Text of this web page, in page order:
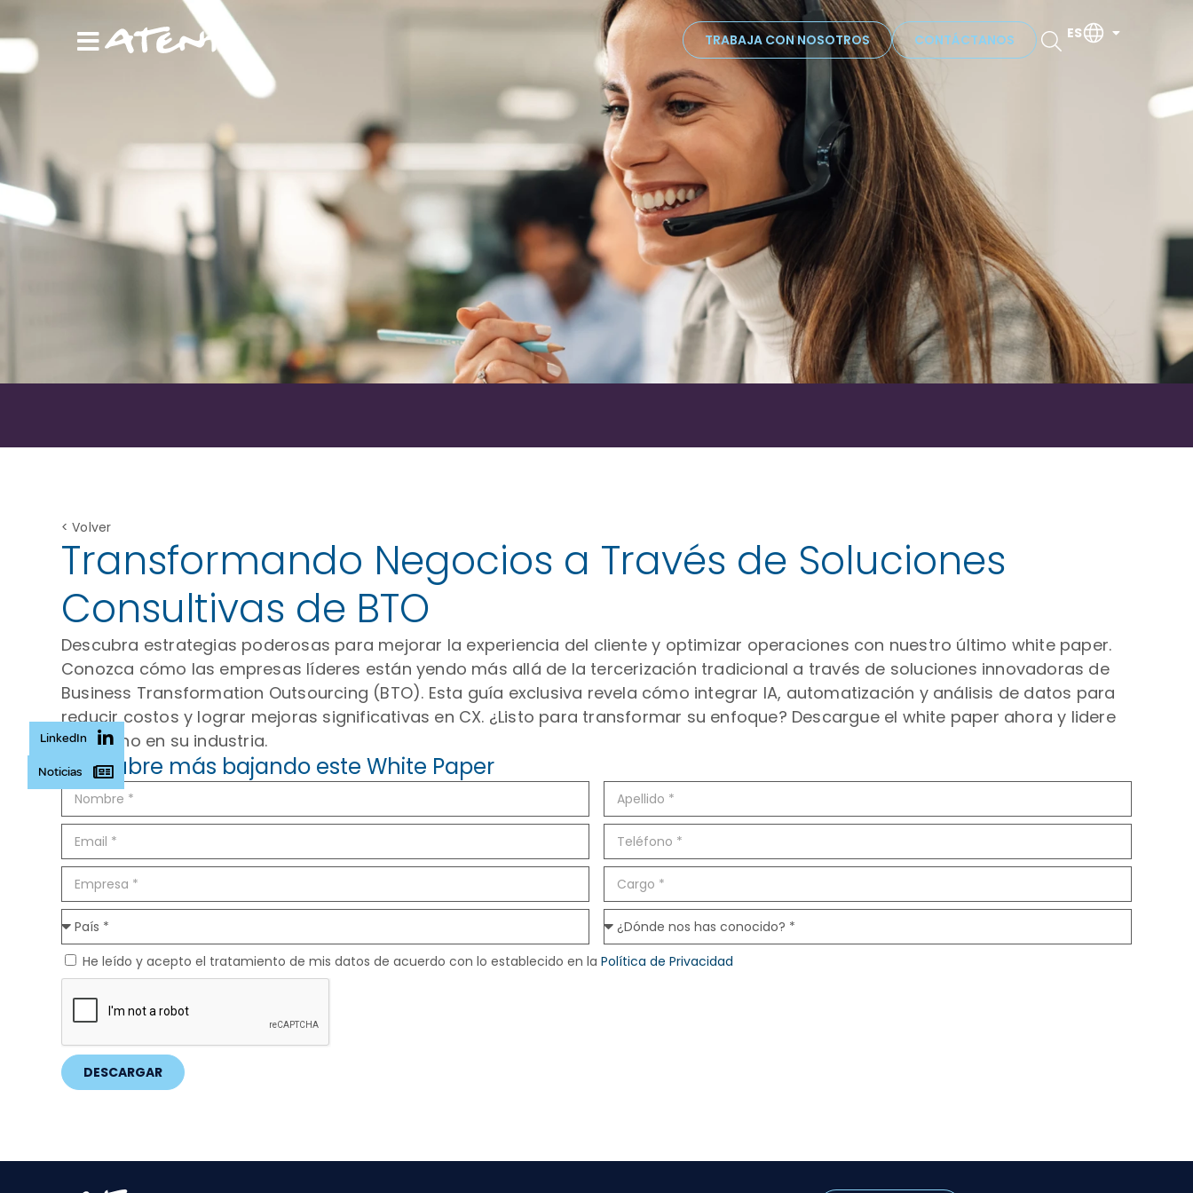
TRABAJA CON NOSOTROS CONTÁCTANOS ES
< Volver
Transformando Negocios a Través de Soluciones
Consultivas de BTO
Descubra estrategias poderosas para mejorar la experiencia del cliente y optimizar operaciones con nuestro último white paper.
Conozca cómo las empresas líderes están yendo más allá de la tercerización tradicional a través de soluciones innovadoras de
Business Transformation Outsourcing (BTO). Esta guía exclusiva revela cómo integrar IA, automatización y análisis de datos para
reducir costos y lograr mejoras significativas en CX. ¿Listo para transformar su enfoque? Descargue el white paper ahora y lidere
el camino en su industria.
Descubre más bajando este White Paper
He leído y acepto el tratamiento de mis datos de acuerdo con lo establecido en la Política de Privacidad
DESCARGAR
LinkedIn
Noticias